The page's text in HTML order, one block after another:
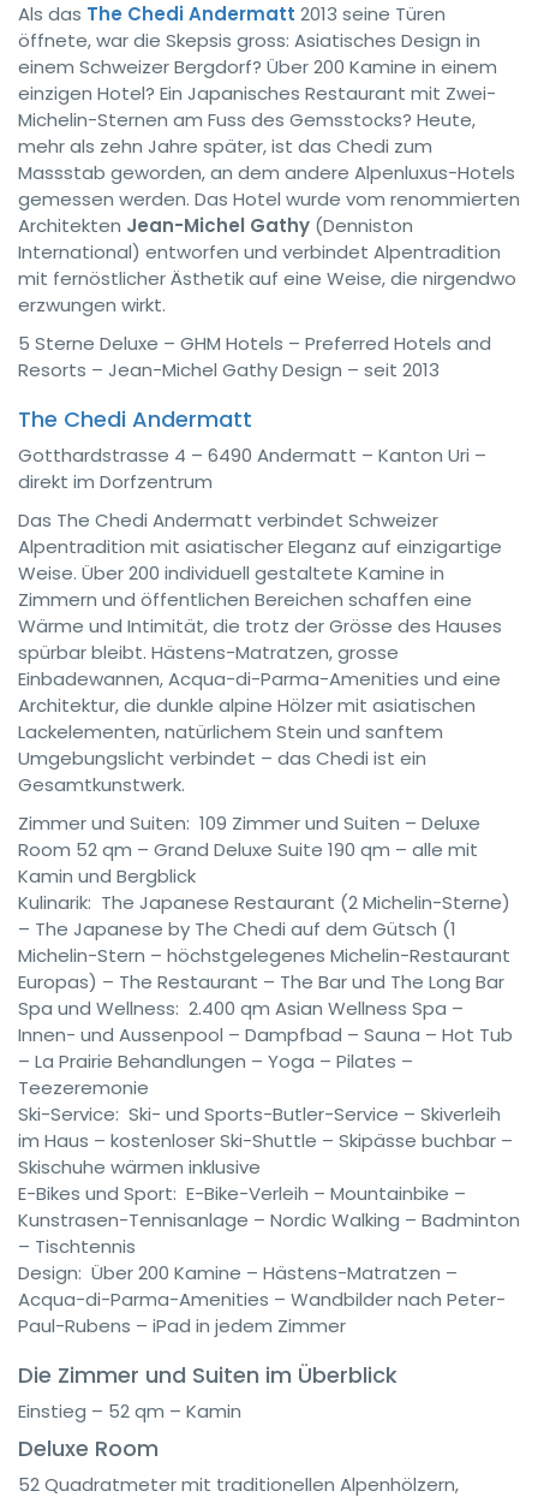
Als das The Chedi Andermatt 2013 seine Türen
öffnete, war die Skepsis gross: Asiatisches Design in
einem Schweizer Bergdorf? Über 200 Kamine in einem
einzigen Hotel? Ein Japanisches Restaurant mit Zwei-
Michelin-Sternen am Fuss des Gemsstocks? Heute,
mehr als zehn Jahre später, ist das Chedi zum
Massstab geworden, an dem andere Alpenluxus-Hotels
gemessen werden. Das Hotel wurde vom renommierten
Architekten Jean-Michel Gathy (Denniston
International) entworfen und verbindet Alpentradition
mit fernöstlicher Ästhetik auf eine Weise, die nirgendwo
erzwungen wirkt.
5 Sterne Deluxe – GHM Hotels – Preferred Hotels and
Resorts – Jean-Michel Gathy Design – seit 2013
The Chedi Andermatt
Gotthardstrasse 4 – 6490 Andermatt – Kanton Uri –
direkt im Dorfzentrum
Das The Chedi Andermatt verbindet Schweizer
Alpentradition mit asiatischer Eleganz auf einzigartige
Weise. Über 200 individuell gestaltete Kamine in
Zimmern und öffentlichen Bereichen schaffen eine
Wärme und Intimität, die trotz der Grösse des Hauses
spürbar bleibt. Hästens-Matratzen, grosse
Einbadewannen, Acqua-di-Parma-Amenities und eine
Architektur, die dunkle alpine Hölzer mit asiatischen
Lackelementen, natürlichem Stein und sanftem
Umgebungslicht verbindet – das Chedi ist ein
Gesamtkunstwerk.
Zimmer und Suiten: 109 Zimmer und Suiten – Deluxe
Room 52 qm – Grand Deluxe Suite 190 qm – alle mit
Kamin und Bergblick
Kulinarik: The Japanese Restaurant (2 Michelin-Sterne)
– The Japanese by The Chedi auf dem Gütsch (1
Michelin-Stern – höchstgelegenes Michelin-Restaurant
Europas) – The Restaurant – The Bar und The Long Bar
Spa und Wellness: 2.400 qm Asian Wellness Spa –
Innen- und Aussenpool – Dampfbad – Sauna – Hot Tub
– La Prairie Behandlungen – Yoga – Pilates –
Teezeremonie
Ski-Service: Ski- und Sports-Butler-Service – Skiverleih
im Haus – kostenloser Ski-Shuttle – Skipässe buchbar –
Skischuhe wärmen inklusive
E-Bikes und Sport: E-Bike-Verleih – Mountainbike –
Kunstrasen-Tennisanlage – Nordic Walking – Badminton
– Tischtennis
Design: Über 200 Kamine – Hästens-Matratzen –
Acqua-di-Parma-Amenities – Wandbilder nach Peter-
Paul-Rubens – iPad in jedem Zimmer
Die Zimmer und Suiten im Überblick
Einstieg – 52 qm – Kamin
Deluxe Room
52 Quadratmeter mit traditionellen Alpenhölzern,